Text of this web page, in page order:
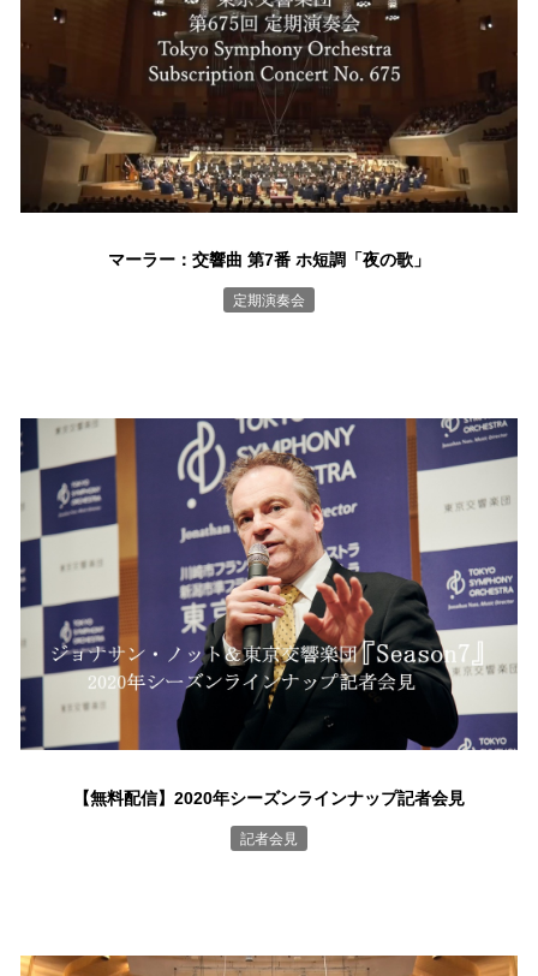
マーラー：交響曲 第7番 ホ短調「夜の歌」
定期演奏会
【無料配信】2020年シーズンラインナップ記者会見
記者会見